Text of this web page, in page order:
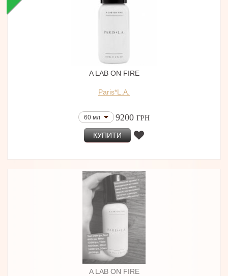
A LAB ON FIRE
Paris*L.A.
60 мл 9200 ГРН
КУПИТИ
A LAB ON FIRE